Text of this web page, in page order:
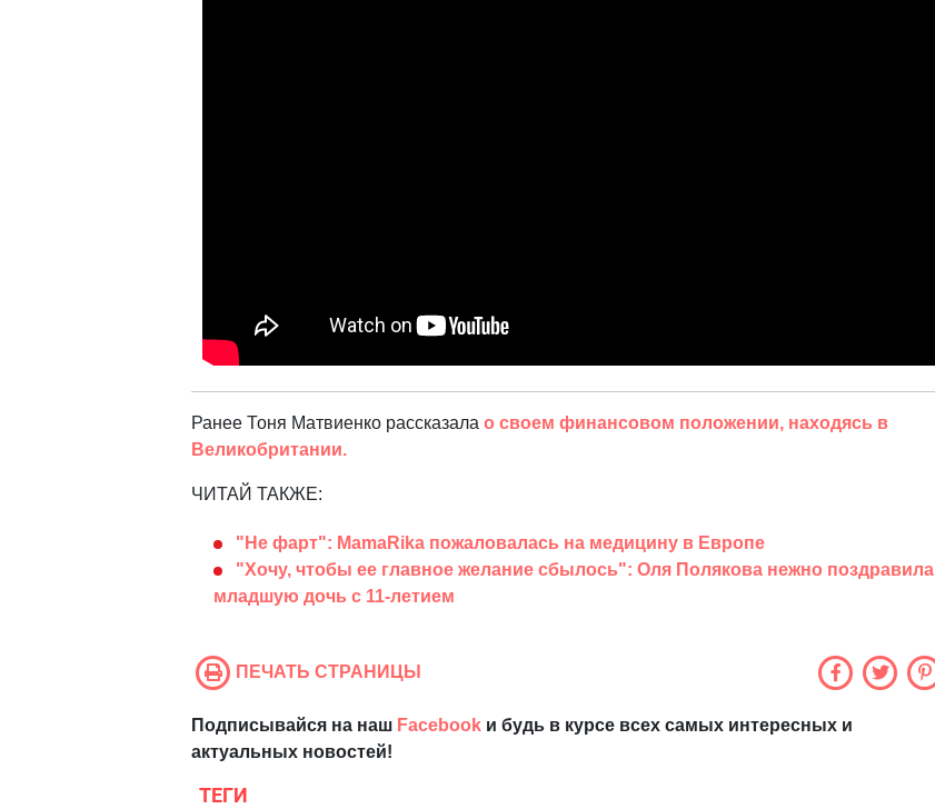
Ранее Тоня Матвиенко рассказала о своем финансовом положении, находясь в
Великобритании.
ЧИТАЙ ТАКЖЕ:
"Не фарт": MamaRika пожаловалась на медицину в Европе
"Хочу, чтобы ее главное желание сбылось": Оля Полякова нежно поздравила
младшую дочь с 11-летием
ПЕЧАТЬ СТРАНИЦЫ
Подписывайся на наш Facebook и будь в курсе всех самых интересных и
актуальных новостей!
ТЕГИ